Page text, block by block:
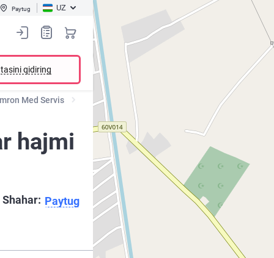
Paytug UZ
qidiring
Med Servis
hajmi
Shahar: Paytug